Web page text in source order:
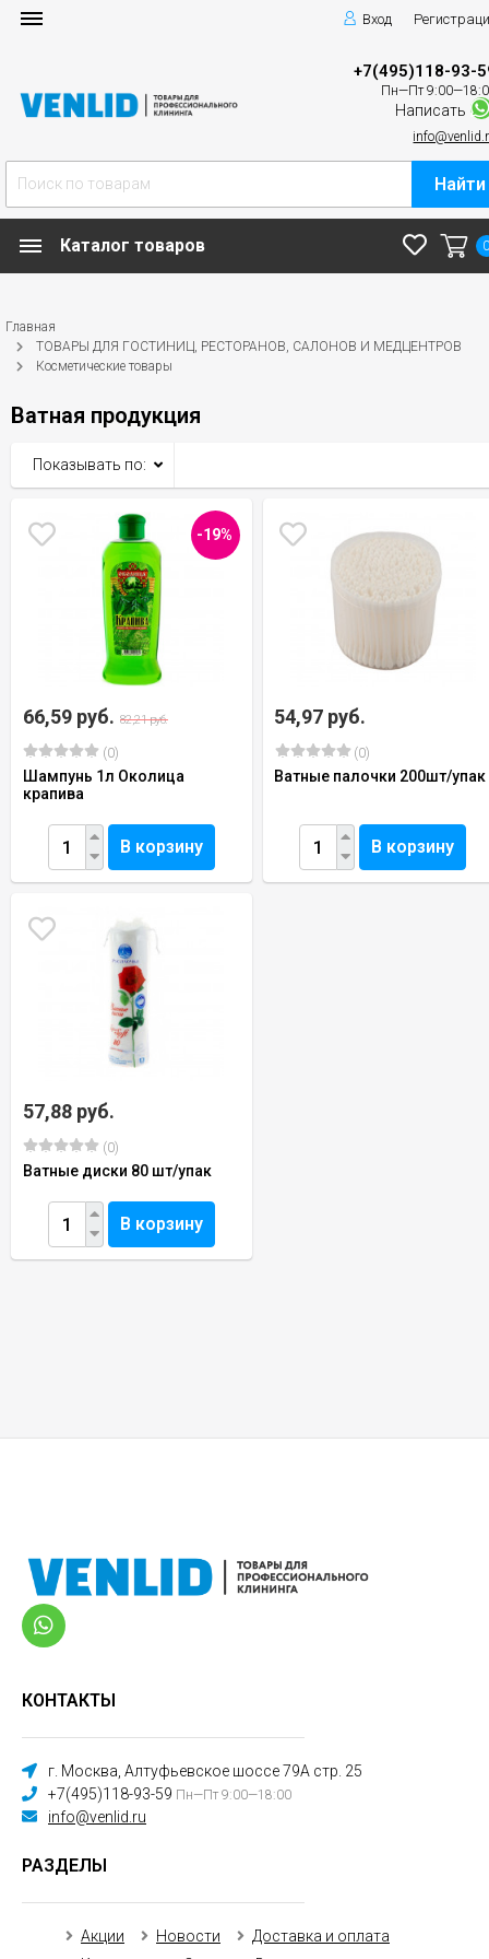
Вход
+7(495)118-93-
Пн—Пт
Написать
Найти
Каталог товаров
Главная
ТОВАРЫ ДЛЯ ГОСТИНИЦ, РЕСТОРАНОВ, САЛОНОВ И МЕДЦЕНТРОВ
Косметические товары
Ватная продукция
Показывать по:
-19%
66,59 руб. 82,21 руб.
(0)
Шампунь 1л Околица
крапива
В корзину
54,97 руб.
(0)
Ватные палочки 200шт/упак
В корзину
57,88 руб.
(0)
Ватные диски 80 шт/упак
В корзину
КОНТАКТЫ
г. Москва, Алтуфьевское шоссе 79А стр. 25
+7(495)118-93-59 Пн—Пт 9:00—18:00
info@venlid.ru
РАЗДЕЛЫ
Акции Новости
Доставка и оплата